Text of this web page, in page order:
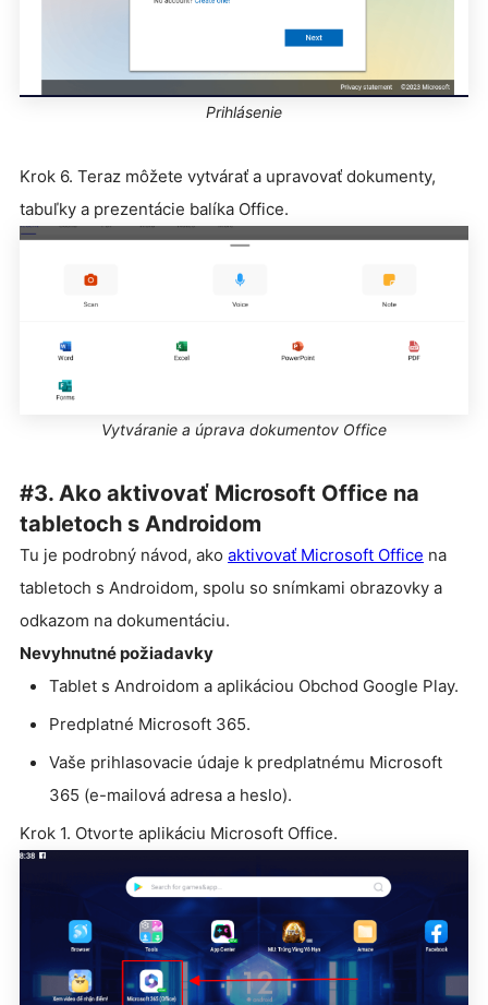
Prihlásenie
Krok 6. Teraz môžete vytvárať a upravovať dokumenty,
tabuľky a prezentácie balíka Office.
Vytváranie a úprava dokumentov Office
#3. Ako aktivovať Microsoft Office na
tabletoch s Androidom
Tu je podrobný návod, ako aktivovať Microsoft Office na
tabletoch s Androidom, spolu so snímkami obrazovky a
odkazom na dokumentáciu.
Nevyhnutné požiadavky
Tablet s Androidom a aplikáciou Obchod Google Play.
Predplatné Microsoft 365.
Vaše prihlasovacie údaje k predplatnému Microsoft
365 (e-mailová adresa a heslo).
Krok 1. Otvorte aplikáciu Microsoft Office.